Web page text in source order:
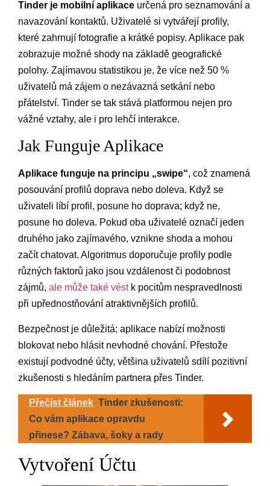
Tinder je mobilní aplikace určená pro seznamování a
navazování kontaktů. Uživatelé si vytvářejí profily,
které zahrnují fotografie a krátké popisy. Aplikace pak
zobrazuje možné shody na základě geografické
polohy. Zajímavou statistikou je, že více než 50 %
uživatelů má zájem o nezávazná setkání nebo
přátelství. Tinder se tak stává platformou nejen pro
vážné vztahy, ale i pro lehčí interakce.
Jak Funguje Aplikace
Aplikace funguje na principu „swipe“, což znamená
posouvání profilů doprava nebo doleva. Když se
uživateli líbí profil, posune ho doprava; když ne,
posune ho doleva. Pokud oba uživatelé označí jeden
druhého jako zajímavého, vznikne shoda a mohou
začít chatovat. Algoritmus doporučuje profily podle
různých faktorů jako jsou vzdálenost či podobnost
zájmů, ale může také véstk pocitům nespravedlnosti
při upřednostňování atraktivnějších profilů.
Bezpečnost je důležitá; aplikace nabízí možnosti
blokovat nebo hlásit nevhodné chování. Přestože
existují podvodné účty, většina uživatelů sdílí pozitivní
zkušenosti s hledáním partnera přes Tinder.
Přečíst článek Tinder zkušenosti:
Co vám aplikace opravdu
přinese? Zábava, šoky a rady
Vytvoření Účtu